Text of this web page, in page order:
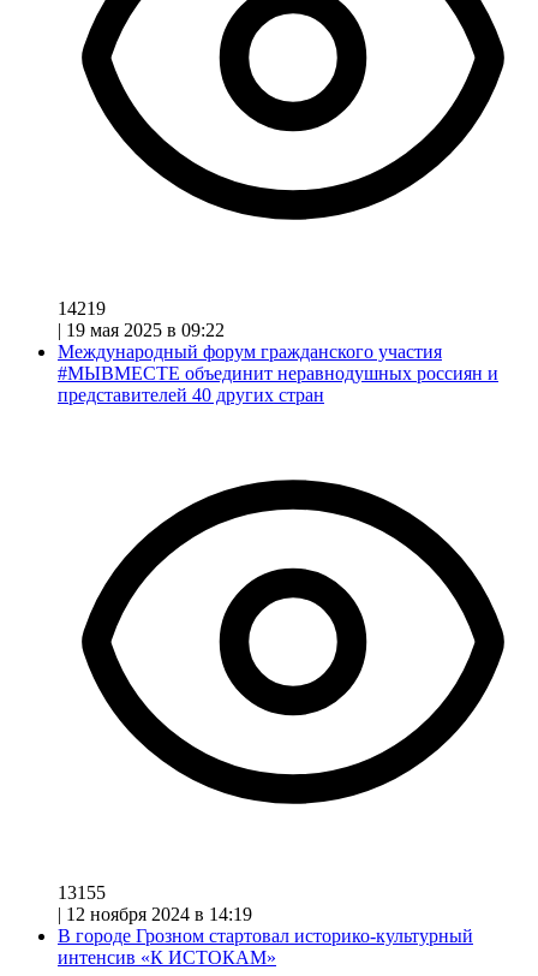
14219
| 19 мая 2025 в 09:22
Международный форум гражданского участия
#МЫВМЕСТЕ объединит неравнодушных россиян и
представителей 40 других стран
13155
| 12 ноября 2024 в 14:19
В городе Грозном стартовал историко-культурный
интенсив «К ИСТОКАМ»